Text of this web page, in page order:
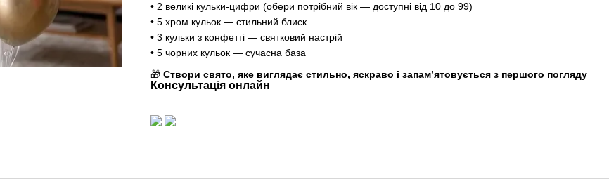
• 2 великі кульки-цифри (обери потрібний вік — доступні від 10 до 99)
• 5 хром кульок — стильний блиск
• 3 кульки з конфетті — святковий настрій
• 5 чорних кульок — сучасна база
🎁 Створи свято, яке виглядає стильно, яскраво і запам’ятовується з першого погляду
Консультація онлайн